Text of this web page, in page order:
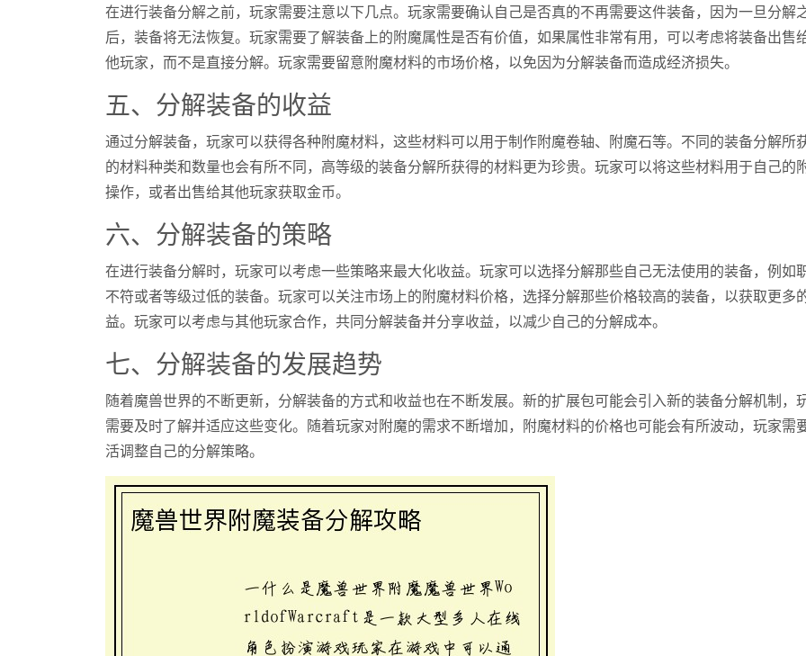
在进行装备分解之前，玩家需要注意以下几点。玩家需要确认自己是否真的不再需要这件装备，因为一旦分解
后，装备将无法恢复。玩家需要了解装备上的附魔属性是否有价值，如果属性非常有用，可以考虑将装备出售
他玩家，而不是直接分解。玩家需要留意附魔材料的市场价格，以免因为分解装备而造成经济损失。
五、分解装备的收益
通过分解装备，玩家可以获得各种附魔材料，这些材料可以用于制作附魔卷轴、附魔石等。不同的装备分解所
的材料种类和数量也会有所不同，高等级的装备分解所获得的材料更为珍贵。玩家可以将这些材料用于自己的
操作，或者出售给其他玩家获取金币。
六、分解装备的策略
在进行装备分解时，玩家可以考虑一些策略来最大化收益。玩家可以选择分解那些自己无法使用的装备，例如
不符或者等级过低的装备。玩家可以关注市场上的附魔材料价格，选择分解那些价格较高的装备，以获取更多
益。玩家可以考虑与其他玩家合作，共同分解装备并分享收益，以减少自己的分解成本。
七、分解装备的发展趋势
随着魔兽世界的不断更新，分解装备的方式和收益也在不断发展。新的扩展包可能会引入新的装备分解机制，
需要及时了解并适应这些变化。随着玩家对附魔的需求不断增加，附魔材料的价格也可能会有所波动，玩家需
活调整自己的分解策略。